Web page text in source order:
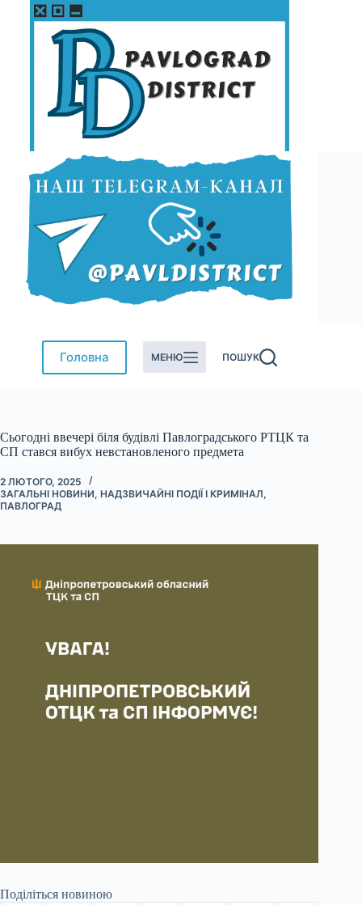
Перейти
Головна МЕНЮ ПОШУК
Сьогодні ввечері біля будівлі Павлоградського РТЦК та
СП стався вибух невстановленого предмета
2 ЛЮТОГО, 2025
ЗАГАЛЬНІ НОВИНИ, НАДЗВИЧАЙНІ ПОДІЇ І КРИМІНАЛ,
ПАВЛОГРАД
Поділіться новиною